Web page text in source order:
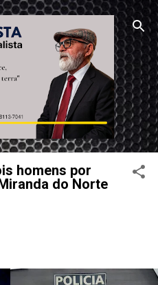
principal
homens por
do Norte